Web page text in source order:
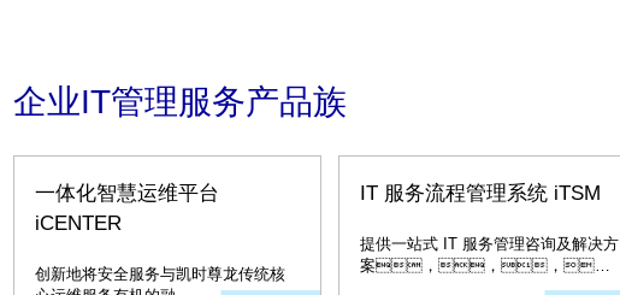
企业IT管理服务产品族
一体化智慧运维平台
iCENTER
创新地将安全服务与凯时尊龙传统核
IT 服务流程管理系统 iTSM
提供一站式 IT 服务管理咨询及解决方
案，，，，
为 IT 服务数字化运营管理赋